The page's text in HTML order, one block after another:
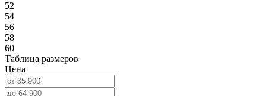
52
54
56
58
60
Таблица размеров
Цена